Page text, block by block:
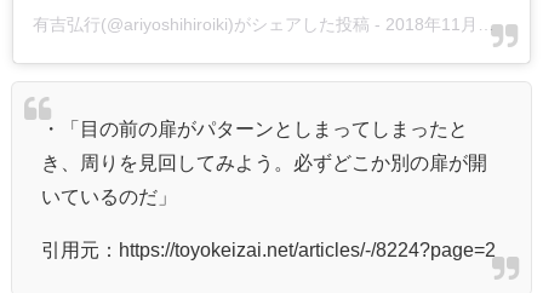
有吉弘行(@ariyoshihiroiki)がシェアした投稿 - 2018年11月月2日午前1時19分PDT
・「目の前の扉がパターンとしまってしまったと
き、周りを見回してみよう。必ずどこか別の扉が開
いているのだ」
引用元：https://toyokeizai.net/articles/-/8224?page=2